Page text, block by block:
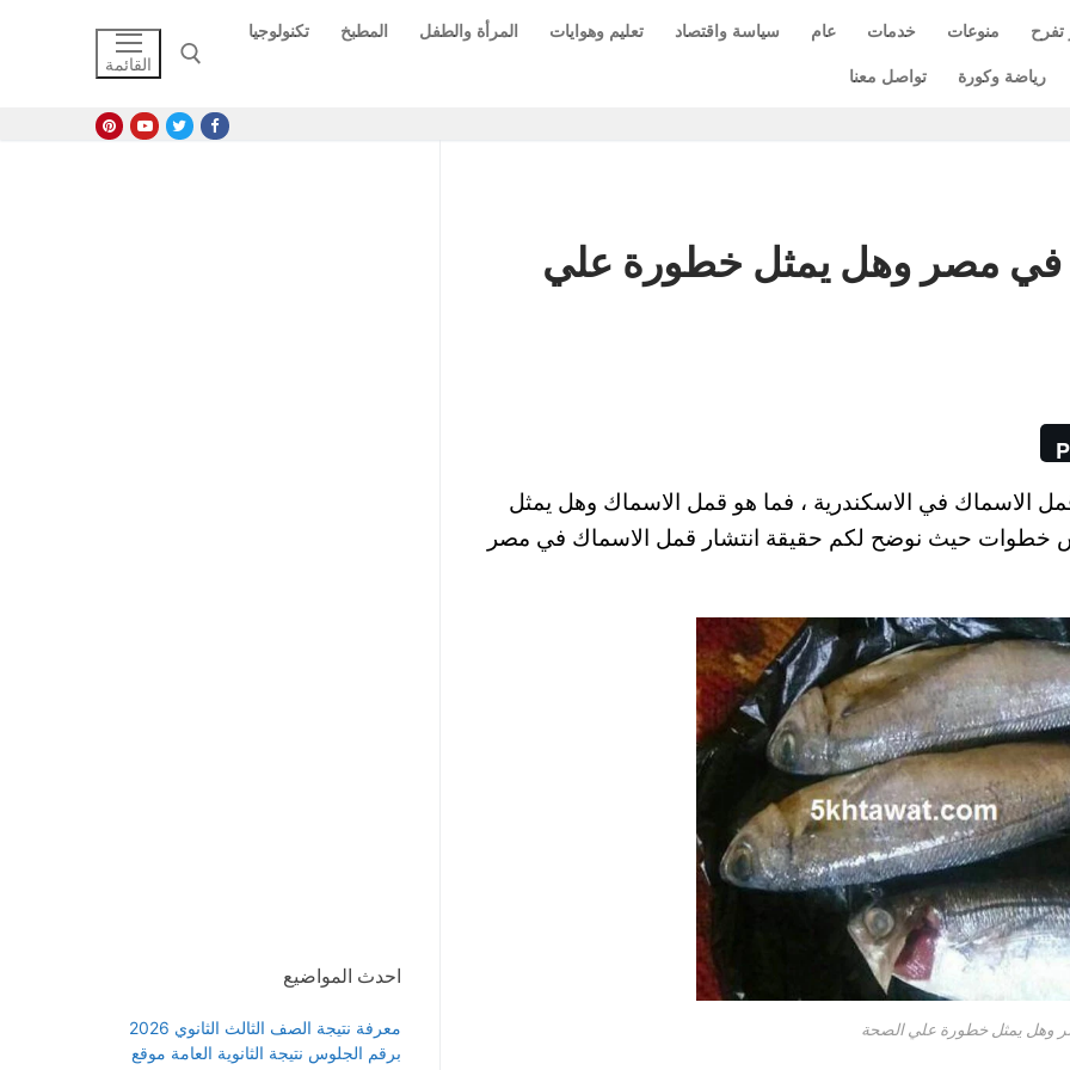
تفرح منوعات خدمات عام سياسة واقتصاد تعليم وهوايات المرأة والطفل المطبخ
تكنولوجيا
رياضة وكورة تواصل معنا القائمة
في مصر وهل يمثل خطورة علي
في الاسكندرية ، فما هو قمل الاسماك وهل يمثل
خطوات حيث نوضح لكم حقيقة انتشار قمل الاسماك في مصر
وهل يمثل خطورة علي الصحة
احدث المواضيع
معرفة نتيجة الصف الثالث الثانوي 2026
برقم الجلوس نتيجة الثانوية العامة موقع